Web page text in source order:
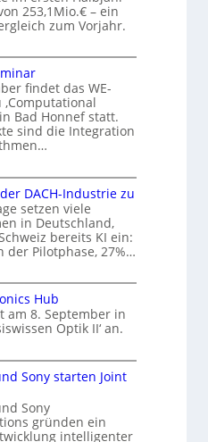
253,1Mio.€ – ein
zum Vorjahr.
findet das WE-
Bad Honnef statt.
sind die Integration
DACH-Industrie zu
setzen viele
in Deutschland,
bereits KI ein:
der Pilotphase, 27%…
Hub
am 8. September in
Optik II‘ an.
Sony starten Joint
Sony
gründen ein
intelligenter